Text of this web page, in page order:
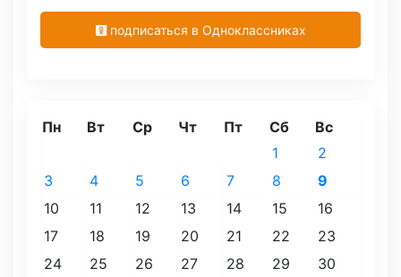
подписаться в Одноклассниках
Пн Вт Ср Чт Пт Сб
Вс
1
2
3
4 5 6 7 8
9
10
11 12 13 14 15
16
17
18 19 20 21 22
23
24
25 26 27 28 29 30